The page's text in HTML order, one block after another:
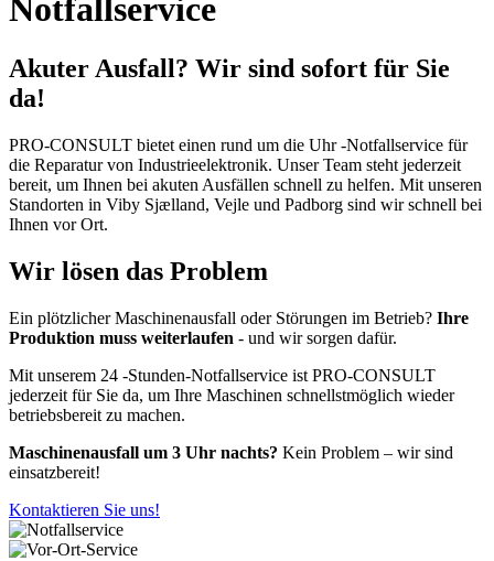
Notfallservice
Akuter Ausfall? Wir sind sofort für Sie
da!
PRO-CONSULT bietet einen rund um die Uhr -Notfallservice für
die Reparatur von Industrieelektronik. Unser Team steht jederzeit
bereit, um Ihnen bei akuten Ausfällen schnell zu helfen. Mit unseren
Standorten in Viby Sjælland, Vejle und Padborg sind wir schnell bei
Ihnen vor Ort.
Wir lösen das Problem
Ein plötzlicher Maschinenausfall oder Störungen im Betrieb? Ihre
Produktion muss weiterlaufen - und wir sorgen dafür.
Mit unserem 24 -Stunden-Notfallservice ist PRO-CONSULT
jederzeit für Sie da, um Ihre Maschinen schnellstmöglich wieder
betriebsbereit zu machen.
Maschinenausfall um 3 Uhr nachts? Kein Problem – wir sind
einsatzbereit!
Kontaktieren Sie uns!